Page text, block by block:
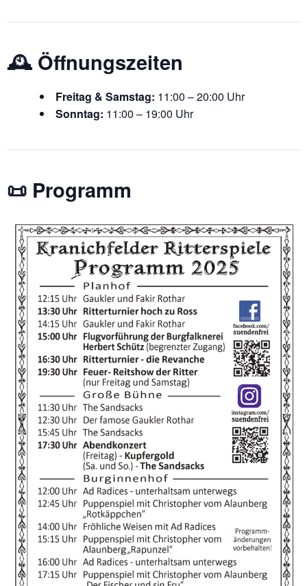
🕰️ Öffnungszeiten
Freitag & Samstag: 11:00 – 20:00 Uhr
Sonntag: 11:00 – 19:00 Uhr
📜 Programm